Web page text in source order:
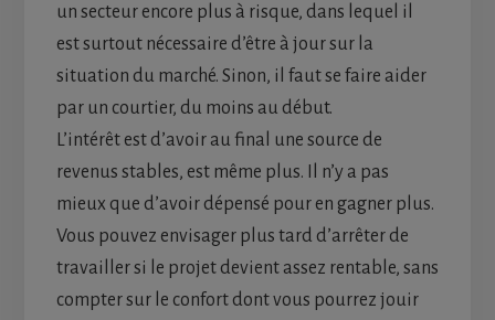
un secteur encore plus à risque, dans lequel il
est surtout nécessaire d’être à jour sur la
situation du marché. Sinon, il faut se faire aider
par un courtier, du moins au début.
L’intérêt est d’avoir au final une source de
revenus stables, est même plus. Il n’y a pas
mieux que d’avoir dépensé pour en gagner plus.
Vous pouvez envisager plus tard d’arrêter de
travailler si le projet devient assez rentable, sans
compter sur le confort dont vous pourrez jouir